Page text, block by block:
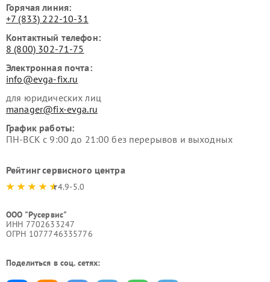
Горячая линия:
+7 (833) 222-10-31
Контактный телефон:
8 (800) 302-71-75
Электронная почта:
info@evga-fix.ru
для юридических лиц
manager@fix-evga.ru
График работы:
ПН-ВСК с 9:00 до 21:00 без перерывов и выходных
Рейтинг сервисного центра
4.9-5.0
ООО "Русервис"
ИНН 7702633247
ОГРН 1077746335776
Поделиться в соц. сетях: